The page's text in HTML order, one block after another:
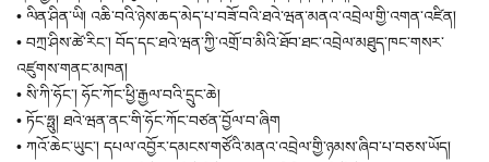
• ལིན་ཤིན་ཡི། འཆི་བའི་ཉེས་ཆད་མེད་པ་བཟོ་བའི་ཐའེ་ཝན་མནའ་འབྲེལ་གྱི་འགན་འཛིན།
• བཀྲ་ཤིས་ཚེ་རིང་། བོད་དང་ཐའེ་ཝན་ཀྱི་འགྲོ་བ་མིའི་ཐོབ་ཐང་འབྲེལ་མཐུད་ཁང་གསར་
འཛུགས་གནང་མཁན།
• སི་ཀི་ཧོང་། ཧོང་ཀོང་ཕྱི་རྒྱལ་བའི་དྲུང་ཆེ།
• ཏོང་ཧྥུ། ཐའེ་ཝན་ནང་གི་ཧོང་ཀོང་བཙན་བྱོལ་བ་ཞིག
• ཀའོ་ཆེང་ཡུང་། དཔལ་འབྱོར་དམངས་གཙོའི་མནའ་འབྲེལ་གྱི་ཉམས་ཞིབ་པ་བཅས་ཡོད།